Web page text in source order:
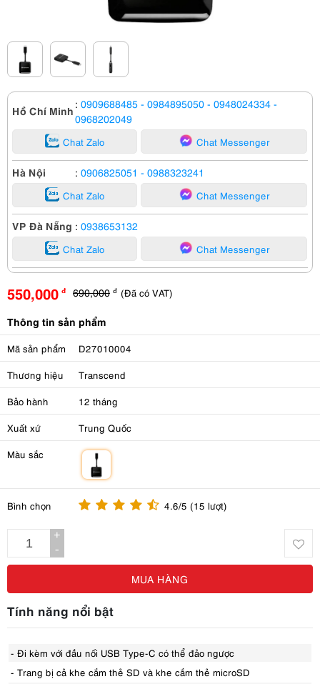
Hồ Chí Minh : 0909688485 - 0984895050 - 0948024334 -
0968202049
Chat Zalo Chat Messenger
Hà Nội : 0906825051 - 0988323241
Chat Zalo Chat Messenger
VP Đà Nẵng : 0938653132
Chat Zalo Chat Messenger
550,000 đ 690,000 đ (Đã có VAT)
Thông tin sản phẩm
Mã sản phẩm D27010004
Thương hiệu Transcend
Bảo hành 12 tháng
Xuất xứ Trung Quốc
Màu sắc
Bình chọn 4.6/5 (15 lượt)
+
-
MUA HÀNG
Tính năng nổi bật
- Đi kèm với đầu nối USB Type-C có thể đảo ngược
- Trang bị cả khe cắm thẻ SD và khe cắm thẻ microSD